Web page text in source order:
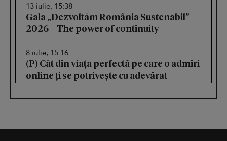
13 iulie, 15:38
Gala „Dezvoltăm România Sustenabil”
2026 – The power of continuity
8 iulie, 15:16
(P) Cât din viața perfectă pe care o admiri
online ți se potrivește cu adevărat